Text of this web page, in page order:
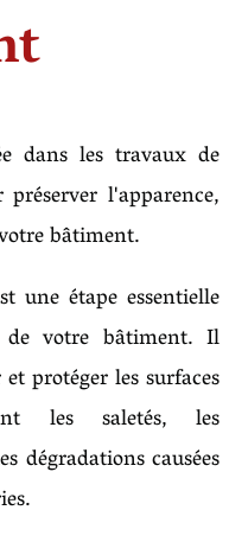
dans les travaux de
l'apparence,
bâtiment.
une étape essentielle
votre bâtiment. Il
protéger les surfaces
les saletés, les
dégradations causées